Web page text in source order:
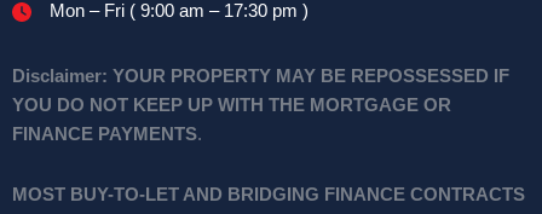
Mon – Fri ( 9:00 am – 17:30 pm )
Disclaimer: YOUR PROPERTY MAY BE REPOSSESSED IF
YOU DO NOT KEEP UP WITH THE MORTGAGE OR
FINANCE PAYMENTS.
MOST BUY-TO-LET AND BRIDGING FINANCE CONTRACTS